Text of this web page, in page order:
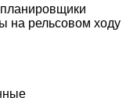
на рельсовом ходу